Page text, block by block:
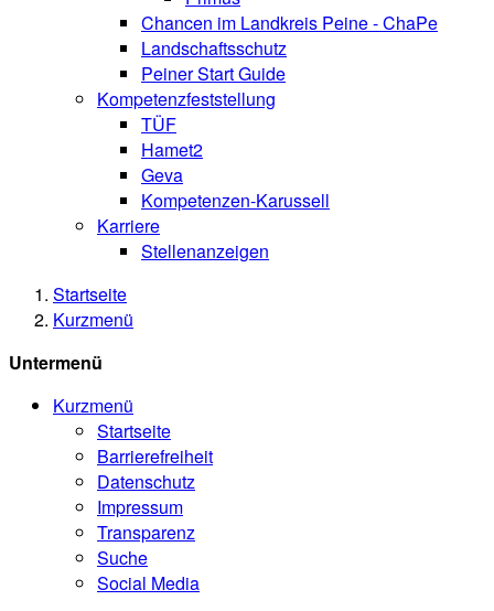
Chancen im Landkreis Peine - ChaPe
Landschaftsschutz
Peiner Start Guide
Kompetenzfeststellung
TÜF
Hamet2
Geva
Kompetenzen-Karussell
Karriere
Stellenanzeigen
Startseite
Kurzmenü
Untermenü
Kurzmenü
Startseite
Barrierefreiheit
Datenschutz
Impressum
Transparenz
Suche
Social Media